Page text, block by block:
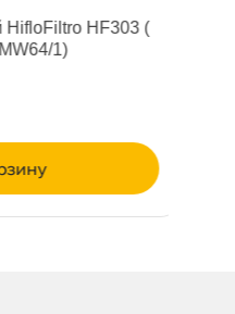
HF303 (
1)